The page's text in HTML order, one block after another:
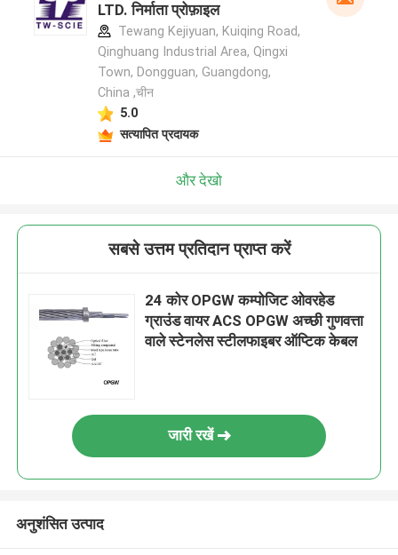
LTD. निर्माता प्रोफ़ाइल
Tewang Kejiyuan, Kuiqing Road,
Qinghuang Industrial Area, Qingxi
Town, Dongguan, Guangdong,
China ,चीन
5.0
सत्यापित प्रदायक
और देखो
सबसे उत्तम प्रतिदान प्राप्त करें
24 कोर OPGW कम्पोजिट ओवरहेड
ग्राउंड वायर ACS OPGW अच्छी गुणवत्ता
वाले स्टेनलेस स्टीलफाइबर ऑप्टिक केबल
जारी रखें
अनुशंसित उत्पाद